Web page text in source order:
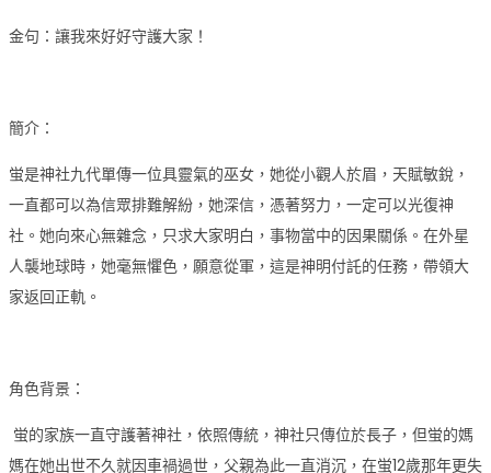
金句：讓我來好好守護大家！
簡介：
蛍是神社九代單傳一位具靈氣的巫女，她從小觀人於眉，天賦敏銳，
一直都可以為信眾排難解紛，她深信，憑著努力，一定可以光復神
社。她向來心無雜念，只求大家明白，事物當中的因果關係。在外星
人襲地球時，她毫無懼色，願意從軍，這是神明付託的任務，帶領大
家返回正軌。
角色背景：
蛍的家族一直守護著神社，依照傳統，神社只傳位於長子，但蛍的媽
媽在她出世不久就因車禍過世，父親為此一直消沉，在蛍12歲那年更失